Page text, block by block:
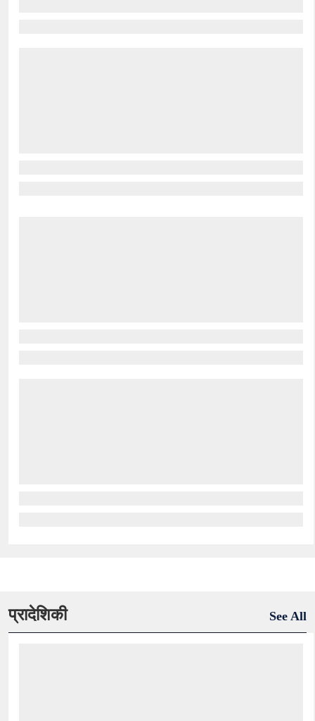
प्रादेशिकी See All